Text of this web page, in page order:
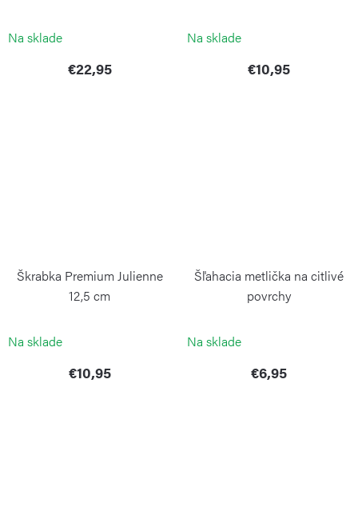
Na sklade
€22,95
Na sklade
€10,95
Škrabka Premium Julienne
12,5 cm
Na sklade
€10,95
Šľahacia metlička na citlivé
povrchy
Na sklade
€6,95